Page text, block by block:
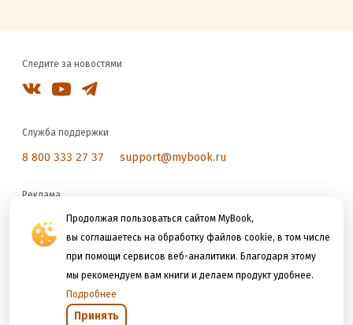
Продолжая пользоваться сайтом MyBook,
вы соглашаетесь на обработку файлов cookie, в том числе
при помощи сервисов веб-аналитики. Благодаря этому
мы рекомендуем вам книги и делаем продукт удобнее.
Подробнее
Принять
Следите за новостями
Служба поддержки
8 800 333 27 37 support@mybook.ru
Реклама
reklama@litres.ru
Мы принимаем к оплате